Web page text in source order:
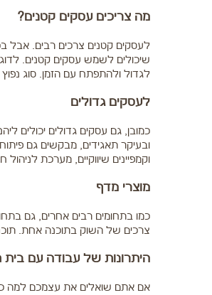
מה צריכים עסקים קטנים?
לעסקים קטנים צרכים רבים. אבל
שיכולים לשמש עסקים קטנים.
לגדול ולהתפתח עם הזמן. סוג
לעסקים גדולים
כמובן, גם עסקים גדולים יכולים
ובעיקר תאגידים, מבקשים גם
וקמפיינים שיווקיים, מערכת לניהול
מוצרי מדף
כמו בתחומים רבים אחרים, גם
צרכים של השוק בתוכנה אחת.
היתרונות של עבודה עם
אם אתם שואלים את עצמכם למה